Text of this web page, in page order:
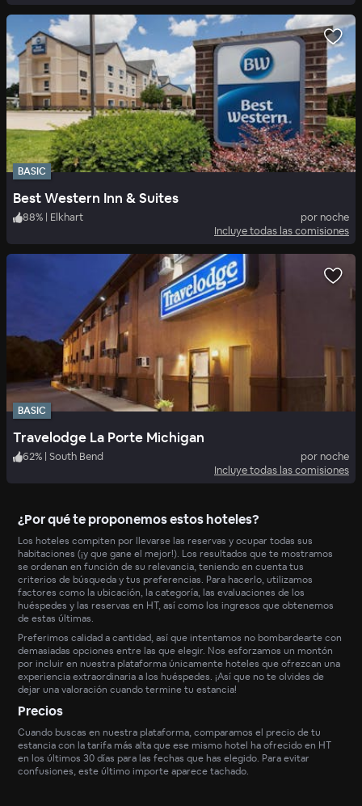
BASIC
Best Western Inn & Suites
88% | Elkhart
por noche
Incluye todas las comisiones
BASIC
Travelodge La Porte Michigan
62% | South Bend
por noche
Incluye todas las comisiones
¿Por qué te proponemos estos hoteles?
Los hoteles compiten por llevarse las reservas y ocupar todas sus
habitaciones (¡y que gane el mejor!). Los resultados que te mostramos
se ordenan en función de su relevancia, teniendo en cuenta tus
criterios de búsqueda y tus preferencias. Para hacerlo, utilizamos
factores como la ubicación, la categoría, las evaluaciones de los
huéspedes y las reservas en HT, así como los ingresos que obtenemos
de estas últimas.
Preferimos calidad a cantidad, así que intentamos no bombardearte con
demasiadas opciones entre las que elegir. Nos esforzamos un montón
por incluir en nuestra plataforma únicamente hoteles que ofrezcan una
experiencia extraordinaria a los huéspedes. ¡Así que no te olvides de
dejar una valoración cuando termine tu estancia!
Precios
Cuando buscas en nuestra plataforma, comparamos el precio de tu
estancia con la tarifa más alta que ese mismo hotel ha ofrecido en HT
en los últimos 30 días para las fechas que has elegido. Para evitar
confusiones, este último importe aparece tachado.